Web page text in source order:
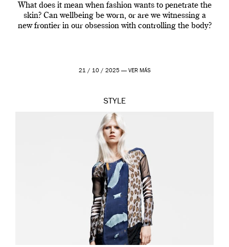
What does it mean when fashion wants to penetrate the
skin? Can wellbeing be worn, or are we witnessing a
new frontier in our obsession with controlling the body?
21 / 10 / 2025 — VER MÁS
STYLE